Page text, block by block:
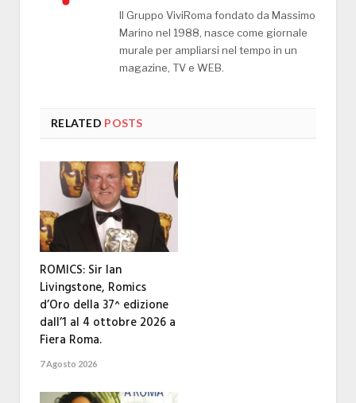
Il Gruppo ViviRoma fondato da Massimo
Marino nel 1988, nasce come giornale
murale per ampliarsi nel tempo in un
magazine, TV e WEB.
RELATED POSTS
ROMICS: Sir Ian
Livingstone, Romics
d’Oro della 37^ edizione
dall’1 al 4 ottobre 2026 a
Fiera Roma.
7 Agosto 2026